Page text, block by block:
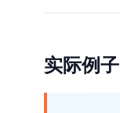
实际例子